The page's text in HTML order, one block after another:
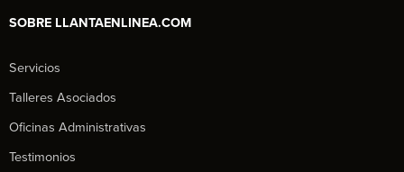
SOBRE LLANTAENLINEA.COM
Servicios
Talleres Asociados
Oficinas Administrativas
Testimonios